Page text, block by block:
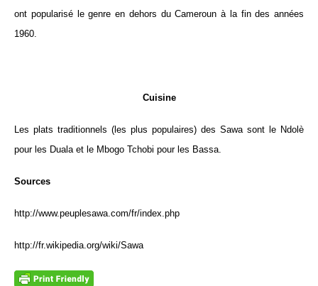
ont popularisé le genre en dehors du Cameroun à la fin des années
1960.
Cuisine
Les plats traditionnels (les plus populaires) des Sawa sont le Ndolè
pour les Duala et le Mbogo Tchobi pour les Bassa.
Sources
http://www.peuplesawa.com/fr/index.php
http://fr.wikipedia.org/wiki/Sawa